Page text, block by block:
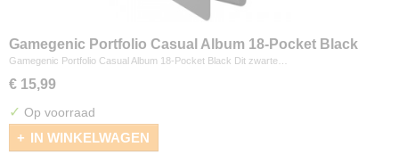
Gamegenic Portfolio Casual Album 18-Pocket Black
Gamegenic Portfolio Casual Album 18-Pocket Black Dit zwarte…
€ 15,99
✓ Op voorraad
IN WINKELWAGEN